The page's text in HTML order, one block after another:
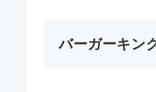
バーガーキン